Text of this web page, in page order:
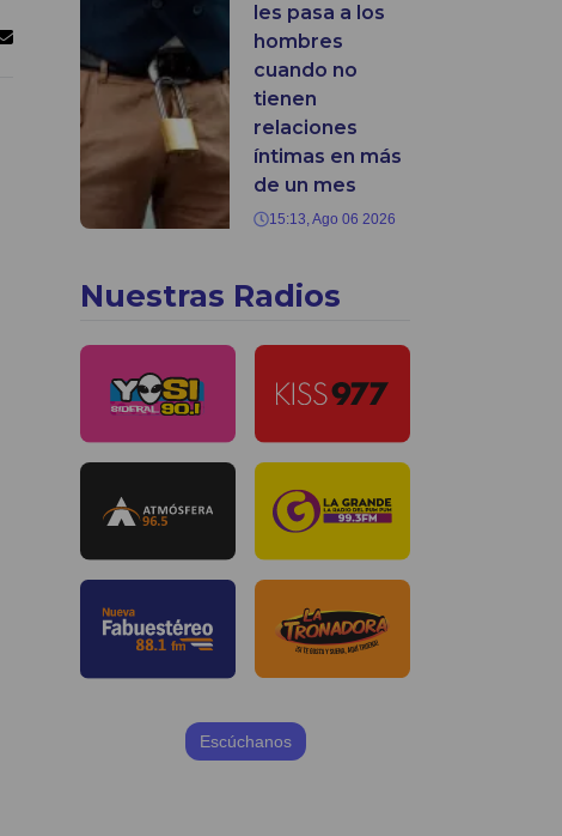
les pasa a los
hombres
cuando no
tienen
relaciones
íntimas en más
de un mes
15:13, Ago 06 2026
Nuestras Radios
Escúchanos